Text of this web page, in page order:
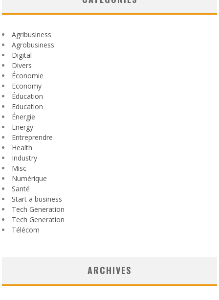
Agribusiness
Agrobusiness
Digital
Divers
Économie
Economy
Éducation
Education
Énergie
Energy
Entreprendre
Health
Industry
Misc
Numérique
Santé
Start a business
Tech Generation
Tech Generation
Télécom
ARCHIVES